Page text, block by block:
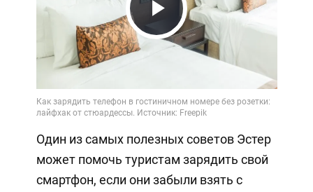
Play
Video
Один из самых полезных советов Эстер
может помочь туристам зарядить свой
смартфон, если они забыли взять с